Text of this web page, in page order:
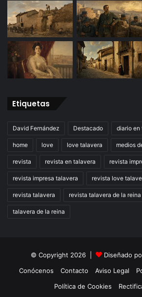
Etiquetas
David Fernández Destacado diario en
home love love talavera medios
revista revista en talavera revista
revista impresa talavera revista love
revista talavera revista talavera de la reina
talavera de la reina
© Copyright 2026 | Diseñado
Conócenos
Contacto Aviso Legal
Política de Cookies